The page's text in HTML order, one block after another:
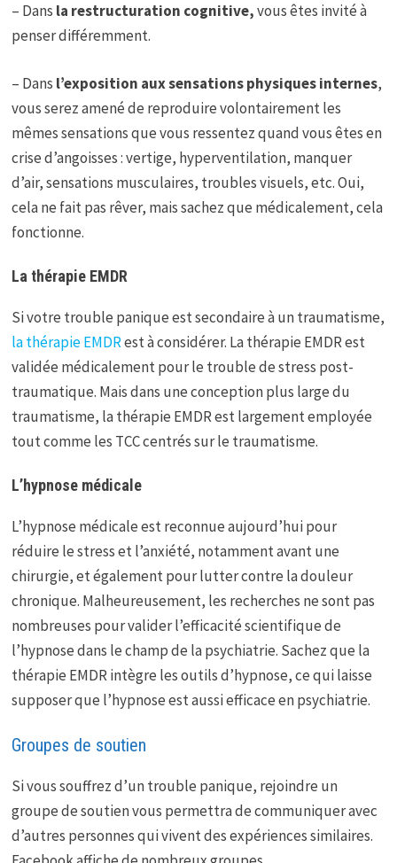
– Dans la restructuration cognitive,vous êtes invité à
penser différemment.
– Dans l’exposition aux sensations physiques internes,
vous serez amené de reproduire volontairement les
mêmes sensations que vous ressentez quand vous êtes en
crise d’angoisses : vertige, hyperventilation, manquer
d’air, sensations musculaires, troubles visuels, etc. Oui,
cela ne fait pas rêver, mais sachez que médicalement, cela
fonctionne.
La thérapie EMDR
Si votre trouble panique est secondaire à un traumatisme,
la thérapie EMDRest à considérer. La thérapie EMDR est
validée médicalement pour le trouble de stress post-
traumatique. Mais dans une conception plus large du
traumatisme, la thérapie EMDR est largement employée
tout comme les TCC centrés sur le traumatisme.
L’hypnose médicale
L’hypnose médicale est reconnue aujourd’hui pour
réduire le stress et l’anxiété, notamment avant une
chirurgie, et également pour lutter contre la douleur
chronique. Malheureusement, les recherches ne sont pas
nombreuses pour valider l’efficacité scientifique de
l’hypnose dans le champ de la psychiatrie. Sachez que la
thérapie EMDR intègre les outils d’hypnose, ce qui laisse
supposer que l’hypnose est aussi efficace en psychiatrie.
Groupes de soutien
Si vous souffrez d’un trouble panique, rejoindre un
groupe de soutien vous permettra de communiquer avec
d’autres personnes qui vivent des expériences similaires.